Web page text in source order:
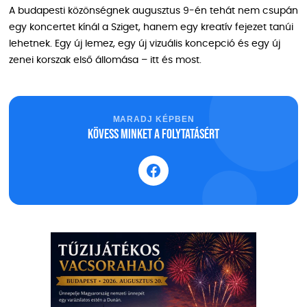
A budapesti közönségnek augusztus 9-én tehát nem csupán
egy koncertet kínál a Sziget, hanem egy kreatív fejezet tanúi
lehetnek. Egy új lemez, egy új vizuális koncepció és egy új
zenei korszak első állomása – itt és most.
MARADJ KÉPBEN
Kövess minket a folytatásért